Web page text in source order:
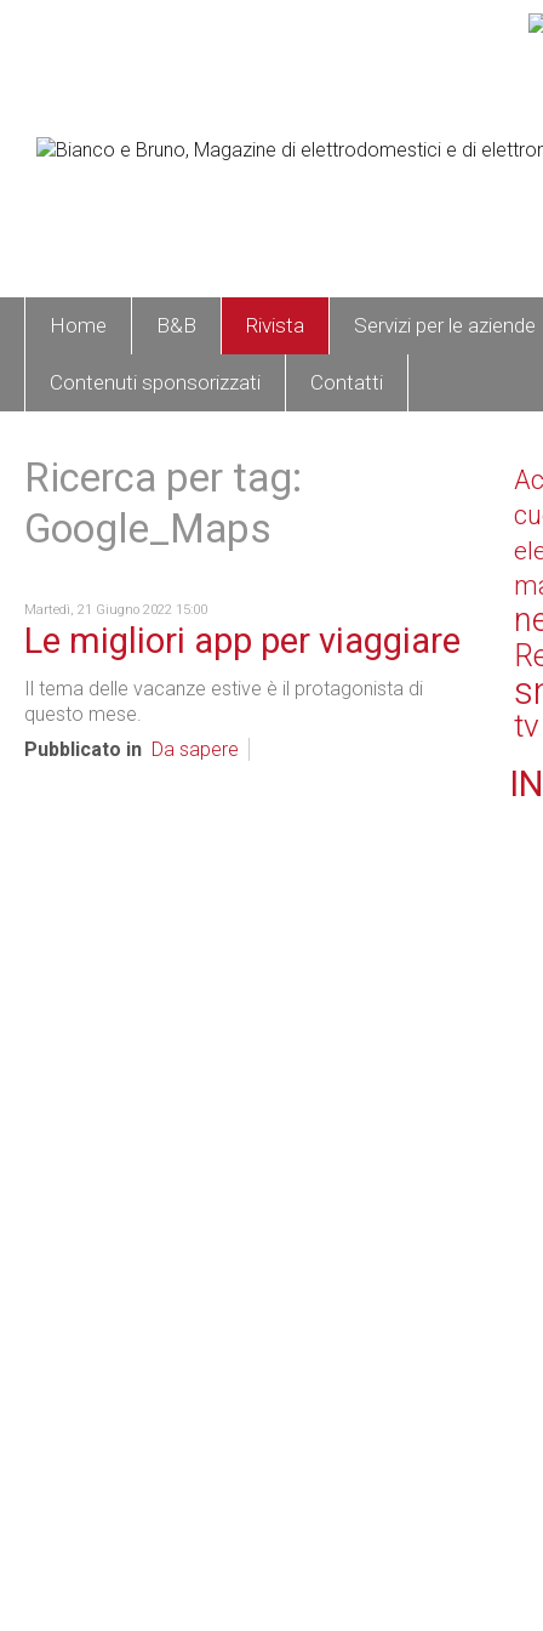
Home B&B Rivista Servizi per le aziende
Contenuti sponsorizzati Contatti
Ricerca per tag:
Google_Maps
Martedì, 21 Giugno 2022 15:00
Le migliori app per viaggiare
Il tema delle vacanze estive è il protagonista di
questo mese.
Pubblicato in Da sapere
tv
IN